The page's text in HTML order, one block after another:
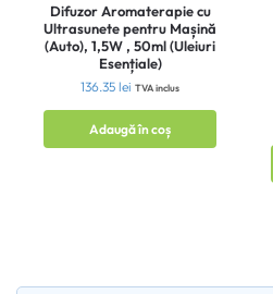
Difuzor Aromaterapie cu
Ultrasunete pentru Mașină
(Auto), 1,5W , 50ml (Uleiuri
Esențiale)
136.35 lei TVA inclus
Adaugă în coș